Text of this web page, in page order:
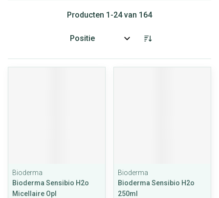
Producten 1 -24van 164
Sorteer op:
Bioderma
Bioderma Sensibio H2o
Micellaire Opl
Bioderma
Bioderma Sensibio H2o
250ml